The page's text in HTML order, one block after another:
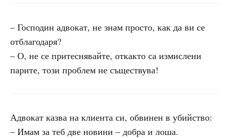
– Господин адвокат, не знам просто, как да ви се
отблагодаря?
– О, не се притеснявайте, откакто са измислени
парите, този проблем не съществува!
Адвокат казва на клиента си, обвинен в убийство:
– Имам за теб две новини – добра и лоша.